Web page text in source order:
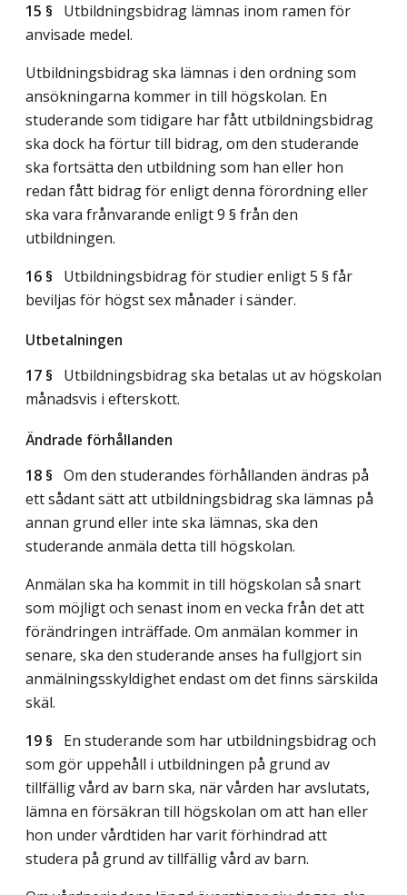
15 § Utbildningsbidrag lämnas inom ramen för
anvisade medel.
Utbildningsbidrag ska lämnas i den ordning som
ansökningarna kommer in till högskolan. En
studerande som tidigare har fått utbildningsbidrag
ska dock ha förtur till bidrag, om den studerande
ska fortsätta den utbildning som han eller hon
redan fått bidrag för enligt denna förordning eller
ska vara frånvarande enligt 9 § från den
utbildningen.
16 § Utbildningsbidrag för studier enligt 5 § får
beviljas för högst sex månader i sänder.
Utbetalningen
17 § Utbildningsbidrag ska betalas ut av högskolan
månadsvis i efterskott.
Ändrade förhållanden
18 § Om den studerandes förhållanden ändras på
ett sådant sätt att utbildningsbidrag ska lämnas på
annan grund eller inte ska lämnas, ska den
studerande anmäla detta till högskolan.
Anmälan ska ha kommit in till högskolan så snart
som möjligt och senast inom en vecka från det att
förändringen inträffade. Om anmälan kommer in
senare, ska den studerande anses ha fullgjort sin
anmälningsskyldighet endast om det finns särskilda
skäl.
19 § En studerande som har utbildningsbidrag och
som gör uppehåll i utbildningen på grund av
tillfällig vård av barn ska, när vården har avslutats,
lämna en försäkran till högskolan om att han eller
hon under vårdtiden har varit förhindrad att
studera på grund av tillfällig vård av barn.